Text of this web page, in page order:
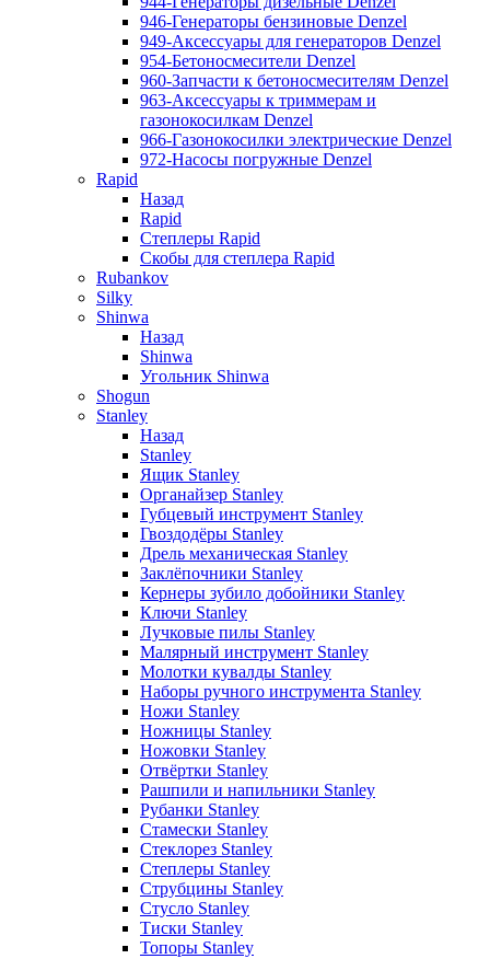
946-Генераторы бензиновые Denzel
949-Аксессуары для генераторов Denzel
954-Бетоносмесители Denzel
960-Запчасти к бетоносмесителям Denzel
963-Аксессуары к триммерам и
газонокосилкам Denzel
966-Газонокосилки электрические Denzel
972-Насосы погружные Denzel
Rapid
Назад
Rapid
Степлеры Rapid
Скобы для cтеплера Rapid
Rubankov
Silky
Shinwa
Назад
Shinwa
Угольник Shinwa
Shogun
Stanley
Назад
Stanley
Ящик Stanley
Органайзер Stanley
Губцевый инструмент Stanley
Гвоздодёры Stanley
Дрель механическая Stanley
Заклёпочники Stanley
Кернеры зубило добойники Stanley
Ключи Stanley
Лучковые пилы Stanley
Малярный инструмент Stanley
Молотки кувалды Stanley
Наборы ручного инструмента Stanley
Ножи Stanley
Ножницы Stanley
Ножовки Stanley
Отвёртки Stanley
Рашпили и напильники Stanley
Рубанки Stanley
Стамески Stanley
Стеклорез Stanley
Степлеры Stanley
Струбцины Stanley
Стусло Stanley
Тиски Stanley
Топоры Stanley